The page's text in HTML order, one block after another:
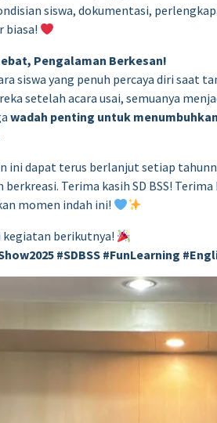
siswa, dokumentasi,
biasa!
Pengalaman Berkesan!
siswa yang penuh percaya diri saat
setelah acara usai, semuanya
wadah penting untuk
ini dapat terus berlanjut setiap
berkreasi. Terima kasih SD BSS!
momen indah ini!
kegiatan berikutnya!
#SDBSS #FunLearning